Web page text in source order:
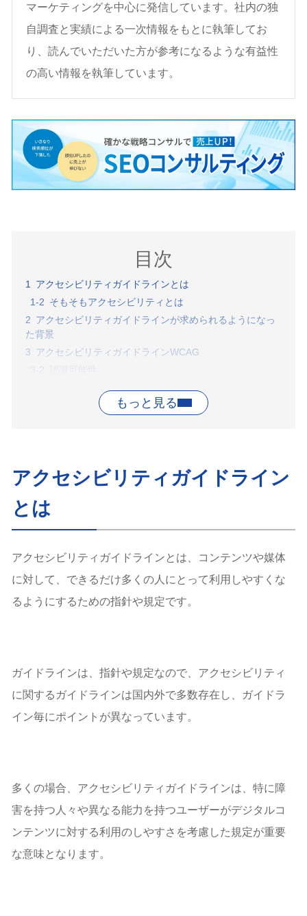
マーケティングを中心に発信しています。社内の独
自調査と実績による一次情報をもとに執筆してお
り、読んでいただいた方が参考になるような有益性
の高い情報を執筆しています。
目次
アクセシビリティガイドラインとは
そもそもアクセシビリティとは
アクセシビリティガイドラインが求められるようになっ
た背景
アクセシビリティガイドラインWCAG
センシティブなコンテンツの安全性
JIS X 8341-3:2016
障害者差別解消法
海外のアクセシビリティガイドライン
アメリカ
韓国
まとめ
アクセシビリティガイドライン
とは
アクセシビリティガイドラインとは、コンテンツや媒体
に対して、できるだけ多くの人にとって利用しやすくな
るようにするための指針や規定です。
ガイドラインは、指針や規定なので、アクセシビリティ
に関するガイドラインは国内外で多数存在し、ガイドラ
イン毎にポイントが異なっています。
多くの場合、アクセシビリティガイドラインは、特に障
害を持つ人々や異なる能力を持つユーザーがデジタルコ
ンテンツに対する利用のしやすさを考慮した規定が重要
な意味となります。